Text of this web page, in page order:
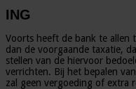
ING
Voorts heeft de bank te allen
dan de voorgaande taxatie,
stellen van de hiervoor
verrichten. Bij het bepalen
zal geen vergoeding of extra